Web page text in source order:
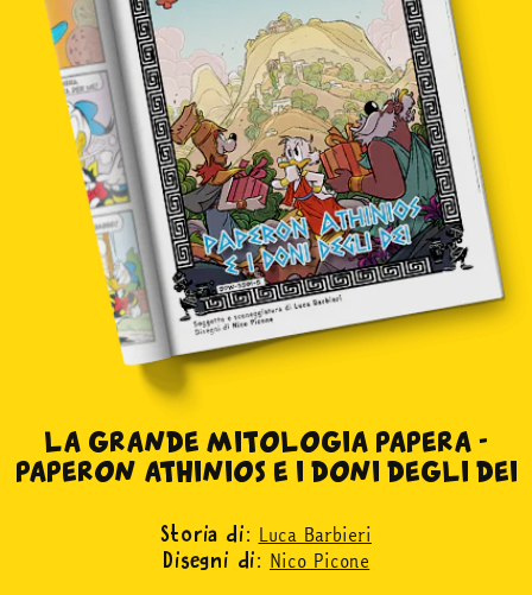
LA GRANDE MITOLOGIA PAPERA -
PAPERON ATHINIOS E I DONI DEGLI DEI
Storia di: Luca Barbieri
Disegni di: Nico Picone